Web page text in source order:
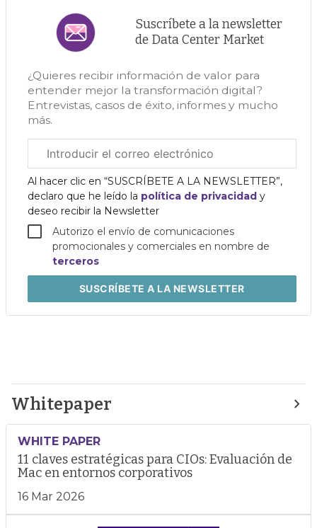
Suscríbete a la newsletter
de Data Center Market
¿Quieres recibir información de valor para
entender mejor la transformación digital?
Entrevistas, casos de éxito, informes y mucho
más.
electrónico
corporativo
Al hacer clic en “SUSCRÍBETE A LA NEWSLETTER”,
declaro que he leído la política de privacidad y
deseo recibir la Newsletter
Autorizo el envío de comunicaciones
promocionales y comerciales en nombre de
terceros
SUSCRÍBETEA LA NEWSLETTER
Whitepaper
WHITE PAPER
11 claves estratégicas para CIOs: Evaluación de
Mac en entornos corporativos
16 Mar 2026